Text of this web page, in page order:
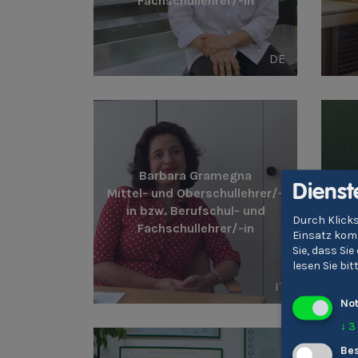
DE
Barbara Gramegna
Mittel- und Oberschullehrer/-
in bzw. Berufschul- und
Fachschullehrer/-in
IT
Durch
Einsatz
Sie, dass
lesen Sie
↓ 3